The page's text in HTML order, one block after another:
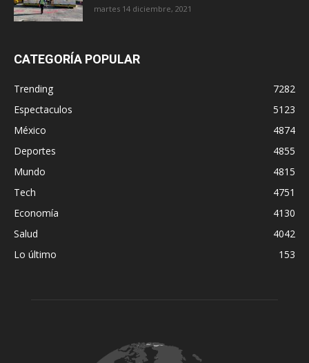
martes 14 diciembre, 2021
CATEGORÍA POPULAR
Trending
7282
Espectaculos
5123
México
4874
Deportes
4855
Mundo
4815
Tech
4751
Economía
4130
Salud
4042
Lo último
153